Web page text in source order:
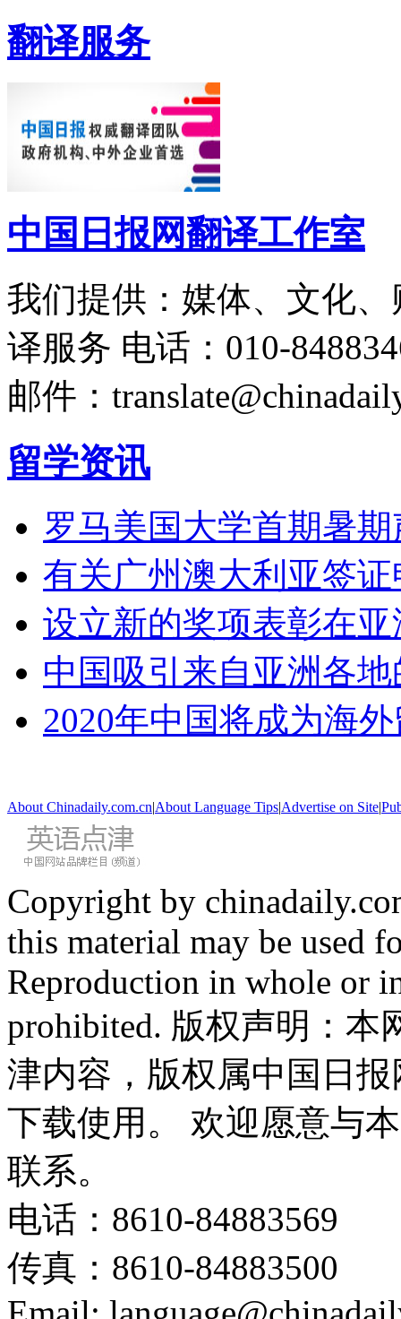
翻译服务
中国日报网翻译工作室
我们提供：媒体、文化
译服务 电话：010-
邮件：
留学资讯
罗马美国大学首期暑
有关广州澳大利亚签
设立新的奖项表彰在
中国吸引来自亚洲各
2020年中国将成为海
About Chinadaily.com.cn|About Language Tips|Advertise on Site|
Copyright by
this material may be used
Reproduction in whole or
prohibited. 版权声明：
津内容，版权属中国日
下载使用。 欢迎愿意与
联系。
电话：8610-84883569
传真：8610-84883500